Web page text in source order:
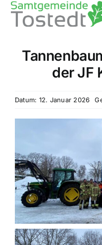
Zum
der JF
Datum: 12. Januar 2026